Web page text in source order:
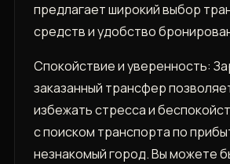
предлагает широкий выбор
средств и удобство
Спокойствие и уверенность:
заказанный трансфер
избежать стресса и
с поиском транспорта по
незнакомый город. Вы можете